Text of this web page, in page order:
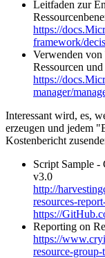
Leitfaden zur
https://
framework/
Verwenden
Ressourcen
https://
manager/
Interessant wird, es,
erzeugen und jedem
Kostenbericht
Script Sample -
v3.0
http://
resources-
https://
Reporting on
https://
resource-group-